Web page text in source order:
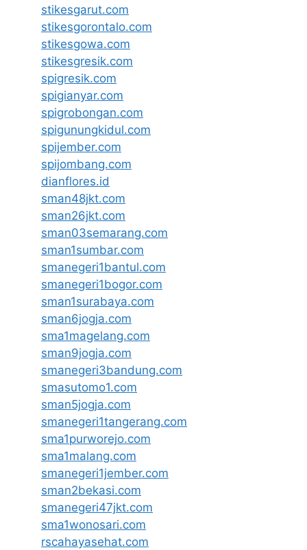
stikesgarut.com
stikesgorontalo.com
stikesgowa.com
stikesgresik.com
spigresik.com
spigianyar.com
spigrobongan.com
spigunungkidul.com
spijember.com
spijombang.com
dianflores.id
sman48jkt.com
sman26jkt.com
sman03semarang.com
sman1sumbar.com
smanegeri1bantul.com
smanegeri1bogor.com
sman1surabaya.com
sman6jogja.com
sma1magelang.com
sman9jogja.com
smanegeri3bandung.com
smasutomo1.com
sman5jogja.com
smanegeri1tangerang.com
sma1purworejo.com
sma1malang.com
smanegeri1jember.com
sman2bekasi.com
smanegeri47jkt.com
sma1wonosari.com
rscahayasehat.com